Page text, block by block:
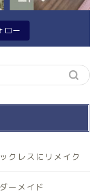
ロー
クレスにリメイク
ーメイド